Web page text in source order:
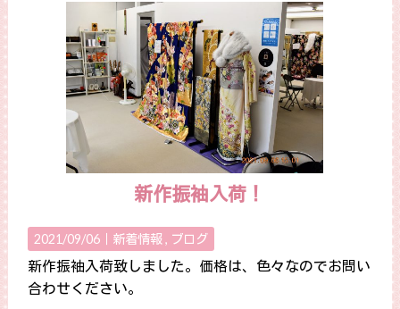
新作振袖入荷！
2021/09/06｜ 新着情報 ブログ
新作振袖入荷致しました。価格は、色々なのでお問い
合わせください。